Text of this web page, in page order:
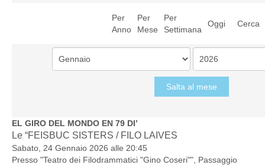
Per
Anno
Per
Mese
Per
Settimana
Oggi Cerca
Salta al mese
EL GIRO DEL MONDO EN 79 DI’
Le “FEISBUC SISTERS / FILO LAIVES
Sabato, 24 Gennaio 2026 alle 20:45
Presso "Teatro dei Filodrammatici "Gino Coseri"", Passaggio